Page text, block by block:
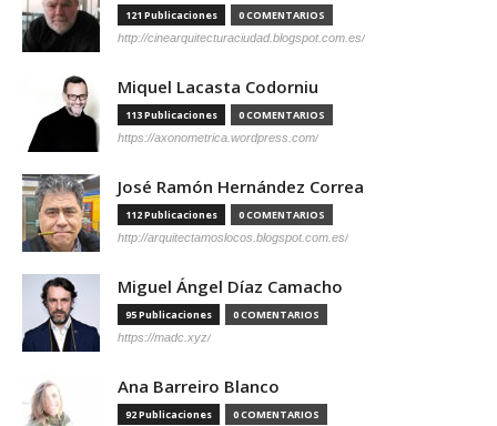
121 Publicaciones 0 COMENTARIOS
http://cinearquitecturaciudad.blogspot.com.es/
Miquel Lacasta Codorniu
113 Publicaciones 0 COMENTARIOS
https://axonometrica.wordpress.com/
José Ramón Hernández Correa
112 Publicaciones 0 COMENTARIOS
http://arquitectamoslocos.blogspot.com.es/
Miguel Ángel Díaz Camacho
95 Publicaciones 0 COMENTARIOS
https://madc.xyz/
Ana Barreiro Blanco
92 Publicaciones 0 COMENTARIOS